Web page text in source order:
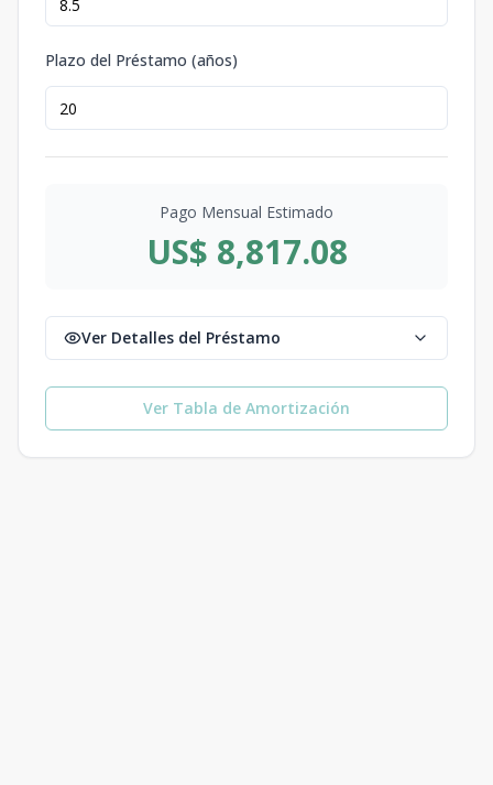
Plazo del Préstamo (años)
Pago Mensual Estimado
US$ 8,817.08
Ver Detalles del Préstamo
Ver Tabla de Amortización